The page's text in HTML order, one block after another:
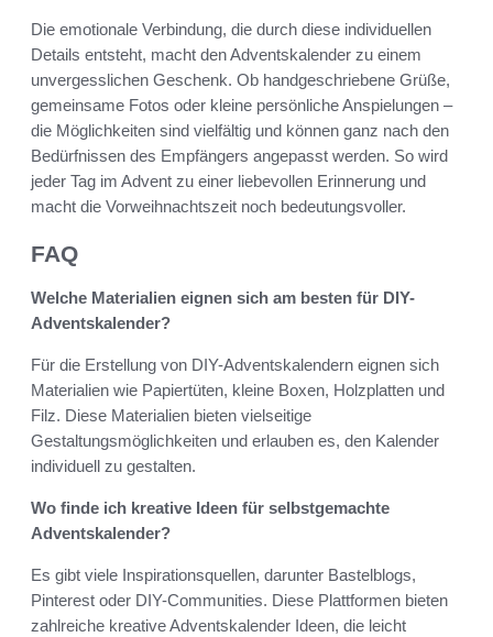
Die emotionale Verbindung, die durch diese individuellen
Details entsteht, macht den Adventskalender zu einem
unvergesslichen Geschenk. Ob handgeschriebene Grüße,
gemeinsame Fotos oder kleine persönliche Anspielungen –
die Möglichkeiten sind vielfältig und können ganz nach den
Bedürfnissen des Empfängers angepasst werden. So wird
jeder Tag im Advent zu einer liebevollen Erinnerung und
macht die Vorweihnachtszeit noch bedeutungsvoller.
FAQ
Welche Materialien eignen sich am besten für DIY-
Adventskalender?
Für die Erstellung von DIY-Adventskalendern eignen sich
Materialien wie Papiertüten, kleine Boxen, Holzplatten und
Filz. Diese Materialien bieten vielseitige
Gestaltungsmöglichkeiten und erlauben es, den Kalender
individuell zu gestalten.
Wo finde ich kreative Ideen für selbstgemachte
Adventskalender?
Es gibt viele Inspirationsquellen, darunter Bastelblogs,
Pinterest oder DIY-Communities. Diese Plattformen bieten
zahlreiche kreative Adventskalender Ideen, die leicht